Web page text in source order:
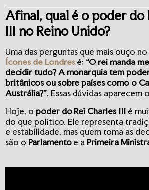
Afinal, qual é o poder do
III no Reino Unido?
Uma das perguntas que mais ouço
Ícones de Londres é:“O rei manda
decidir tudo? A monarquia tem
britânicos ou sobre países como o
Austrália?”. Essas dúvidas aparecem
Hoje, opoder do Rei Charles III é
do que político. Ele representa
e estabilidade, mas quem toma as
são oParlamento e aPrimeira